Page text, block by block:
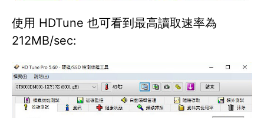
使用 HDTune 也可看到最高讀取速率為
212MB/sec: